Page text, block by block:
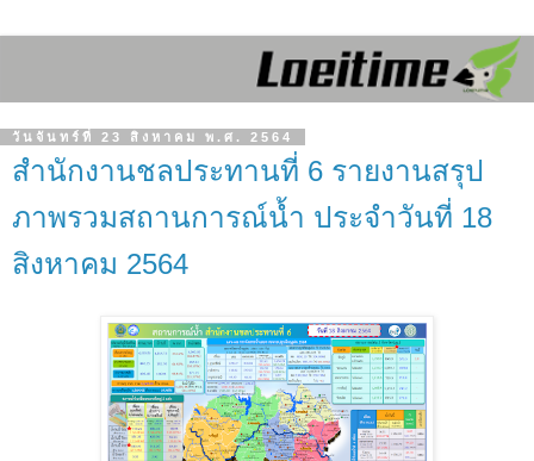
วันจันทร์ที่ 23 สิงหาคม พ.ศ. 2564
สำนักงานชลประทานที่ 6 รายงานสรุป
ภาพรวมสถานการณ์น้ำ ประจำวันที่ 18
สิงหาคม 2564